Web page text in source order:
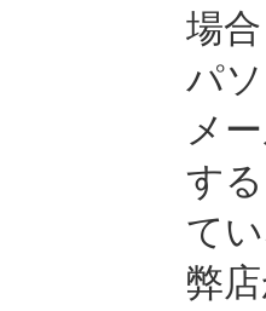
場合
パ
メ
す
て
弊